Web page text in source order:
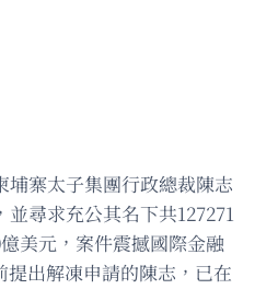
埔寨太子集團行政總裁陳志
尋求充公其名下共127271
美元，案件震撼國際金融
提出解凍申請的陳志，已在